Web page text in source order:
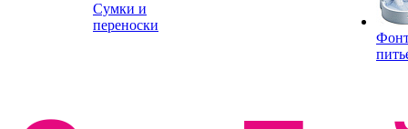
Сумки и
переноски